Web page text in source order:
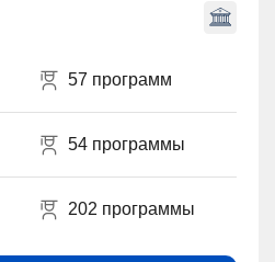
57 программ
54 программы
202 программы